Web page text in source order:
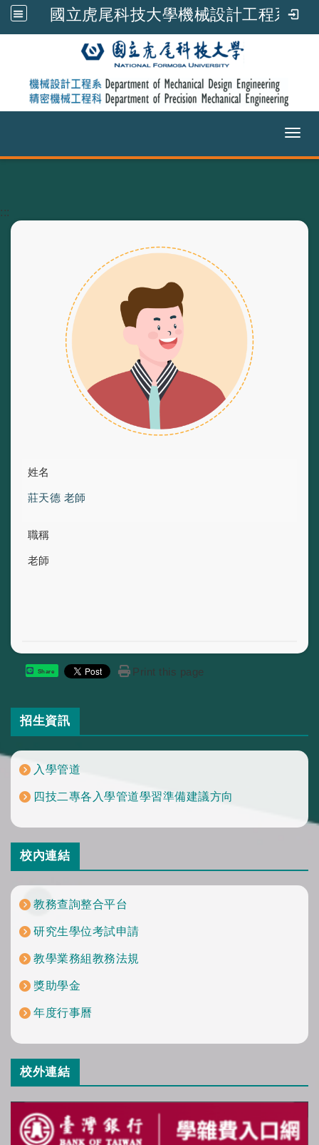
國立虎尾科技大學機械設計工程系
:::
姓名
莊天德 老師
職稱
老師
Share Print this page
招生資訊
入學管道
四技二專各入學管道學習準備建議方向
校內連結
教務查詢整合平台
研究生學位考試申請
教學業務組教務法規
獎助學金
年度行事曆
校外連結